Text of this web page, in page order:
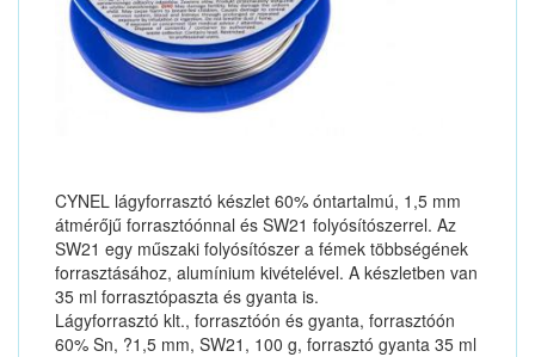
CYNEL lágyforrasztó készlet 60% óntartalmú, 1,5 mm
átmérőjű forrasztóónnal és SW21 folyósítószerrel. Az
SW21 egy műszaki folyósítószer a fémek többségének
forrasztásához, alumínium kivételével. A készletben van
35 ml forrasztópaszta és gyanta is.
Lágyforrasztó klt., forrasztóón és gyanta, forrasztóón
60% Sn, ?1,5 mm, SW21, 100 g, forrasztó gyanta 35 ml